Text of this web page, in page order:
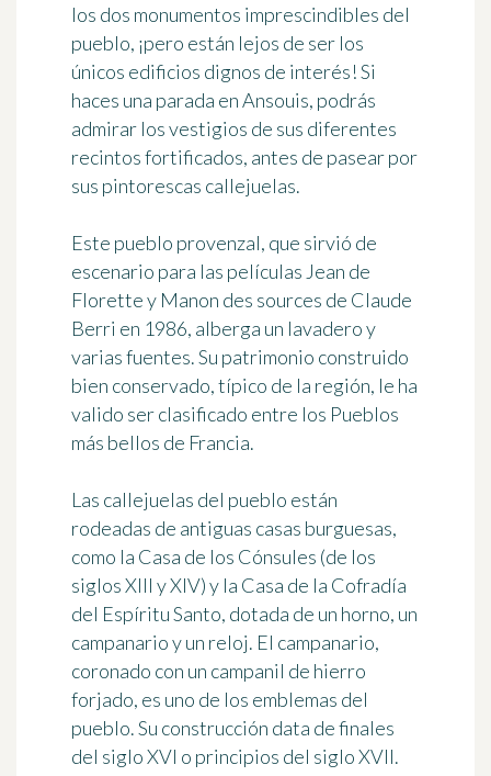
los dos monumentos imprescindibles del
pueblo, ¡pero están lejos de ser los
únicos edificios dignos de interés! Si
haces una parada en Ansouis, podrás
admirar los vestigios de sus diferentes
recintos fortificados, antes de pasear por
sus pintorescas callejuelas.
Este pueblo provenzal, que sirvió de
escenario para las películas Jean de
Florette y Manon des sources de Claude
Berri en 1986, alberga un lavadero y
varias fuentes. Su patrimonio construido
bien conservado, típico de la región, le ha
valido ser clasificado entre los Pueblos
más bellos de Francia.
Las callejuelas del pueblo están
rodeadas de antiguas casas burguesas,
como la Casa de los Cónsules (de los
siglos XIII y XIV) y la Casa de la Cofradía
del Espíritu Santo, dotada de un horno, un
campanario y un reloj. El campanario,
coronado con un campanil de hierro
forjado, es uno de los emblemas del
pueblo. Su construcción data de finales
del siglo XVI o principios del siglo XVII.